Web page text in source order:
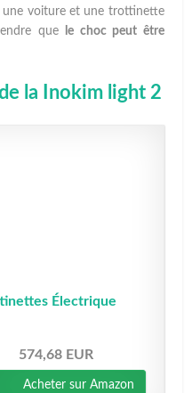
une voiture et une trottinette
que
le choc peut être
la Inokim light 2
Électrique
574,68 EUR
Acheter sur Amazon